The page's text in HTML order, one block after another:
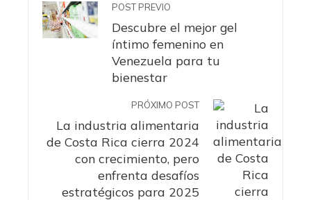
POST PREVIO
Descubre el mejor gel
íntimo femenino en
Venezuela para tu
bienestar
PRÓXIMO POST
La industria alimentaria
de Costa Rica cierra 2024
con crecimiento, pero
enfrenta desafíos
estratégicos para 2025